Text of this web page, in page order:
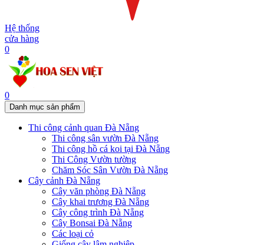
Hệ thống
cửa hàng
0
0
Danh mục sản phẩm
Thi công cảnh quan Đà Nẵng
Thi công sân vườn Đà Nẵng
Thi công hồ cá koi tại Đà Nẵng
Thi Công Vườn tường
Chăm Sóc Sân Vườn Đà Nẵng
Cây cảnh Đà Nẵng
Cây văn phòng Đà Nẵng
Cây khai trương Đà Nẵng
Cây công trình Đà Nẵng
Cây Bonsai Đà Nẵng
Các loại cỏ